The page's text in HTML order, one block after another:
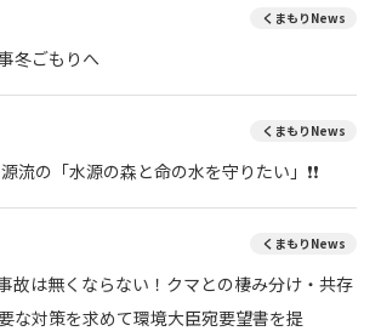
くまもりNews
冬ごもりへ
くまもりNews
流の「水源の森と命の水を守りたい」❗❗
くまもりNews
故は無くならない！クマとの棲み分け・共存
な対策を求めて環境大臣宛要望書を提